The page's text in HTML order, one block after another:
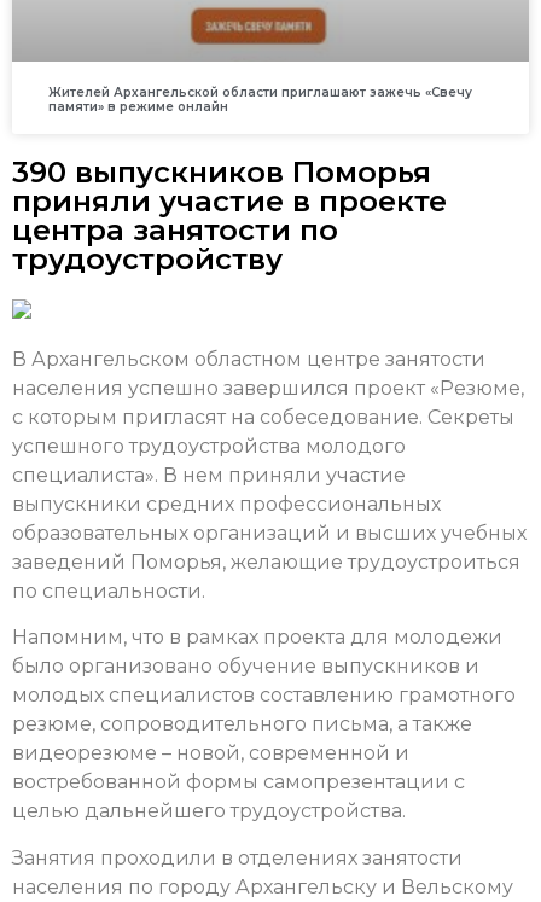
Жителей Архангельской области приглашают зажечь «Свечу
памяти» в режиме онлайн
390 выпускников Поморья
приняли участие в проекте
центра занятости по
трудоустройству
В Архангельском областном центре занятости
населения успешно завершился проект «Резюме,
с которым пригласят на собеседование. Секреты
успешного трудоустройства молодого
специалиста». В нем приняли участие
выпускники средних профессиональных
образовательных организаций и высших учебных
заведений Поморья, желающие трудоустроиться
по специальности.
Напомним, что в рамках проекта для молодежи
было организовано обучение выпускников и
молодых специалистов составлению грамотного
резюме, сопроводительного письма, а также
видеорезюме – новой, современной и
востребованной формы самопрезентации с
целью дальнейшего трудоустройства.
Занятия проходили в отделениях занятости
населения по городу Архангельску и Вельскому